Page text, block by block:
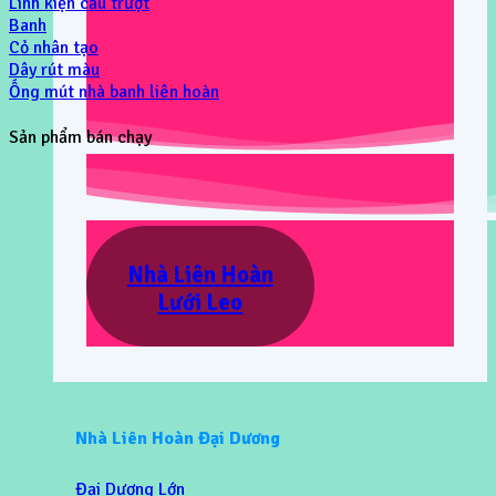
Nhà Liên Hoàn
Lưới Leo
Nhà Liên Hoàn Đại Dương
Đại Dương Lớn
Banh
Cỏ nhân tạo
Dây rút màu
Ống mút nhà banh liên hoàn
Sản phẩm bán chạy